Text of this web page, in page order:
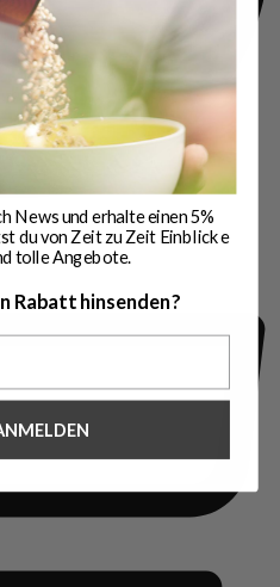
News und erhalte einen 5%
du von Zeit zu Zeit Einblicke
tolle Angebote.
Rabatt hinsenden?